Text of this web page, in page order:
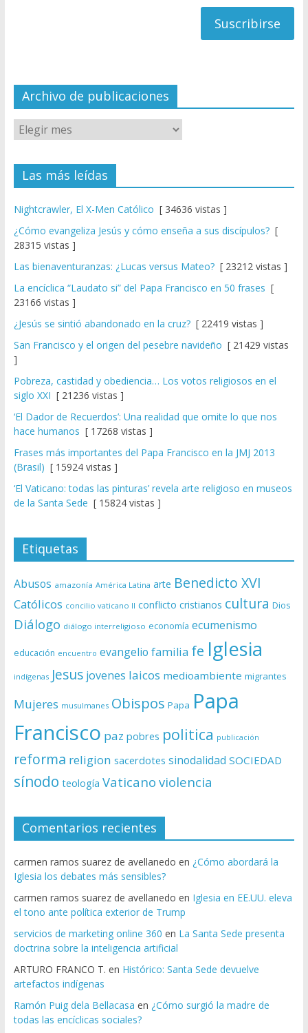
el
Archivo de publicaciones
Las más leídas
Nightcrawler, El X-Men Católico [ 34636 vistas ]
¿Cómo evangeliza Jesús y cómo enseña a sus discípulos?[
28315 vistas ]
Las bienaventuranzas: ¿Lucas versus Mateo?[ 23212 vistas ]
La encíclica “Laudato si” del Papa Francisco en 50 frases [
23166 vistas ]
¿Jesús se sintió abandonado en la cruz?[ 22419 vistas ]
San Francisco y el origen del pesebre navideño [ 21429 vistas
]
Pobreza, castidad y obediencia… Los votos religiosos en el
siglo XXI [ 21236 vistas ]
‘El Dador de Recuerdos’: Una realidad que omite lo que nos
hace humanos [ 17268 vistas ]
Frases más importantes del Papa Francisco en la JMJ 2013
(Brasil) [ 15924 vistas ]
‘El Vaticano: todas las pinturas’ revela arte religioso en museos
de la Santa Sede [ 15824 vistas ]
Etiquetas
Abusos amazonía América Latina arte Benedicto XVI
Católicos concilio vaticano II conflicto cristianos cultura Dios
Diálogo diálogo interreligioso economía ecumenismo
educación encuentro evangelio familia fe Iglesia
indígenas Jesus jovenes laicos medioambiente migrantes
Mujeres musulmanes Obispos Papa Papa
Francisco paz pobres politica publicación
reforma religion sacerdotes sinodalidad SOCIEDAD
sínodo teología Vaticano violencia
Comentarios recientes
carmen ramos suarez de avellanedo en ¿Cómo abordará la
Iglesia los debates más sensibles?
carmen ramos suarez de avellanedo en Iglesia en EE.UU. eleva
el tono ante política exterior de Trump
servicios de marketing online 360 en La Santa Sede presenta
doctrina sobre la inteligencia artificial
ARTURO FRANCO T. en Histórico: Santa Sede devuelve
artefactos indígenas
Ramón Puig dela Bellacasa en ¿Cómo surgió la madre de
todas las encíclicas sociales?